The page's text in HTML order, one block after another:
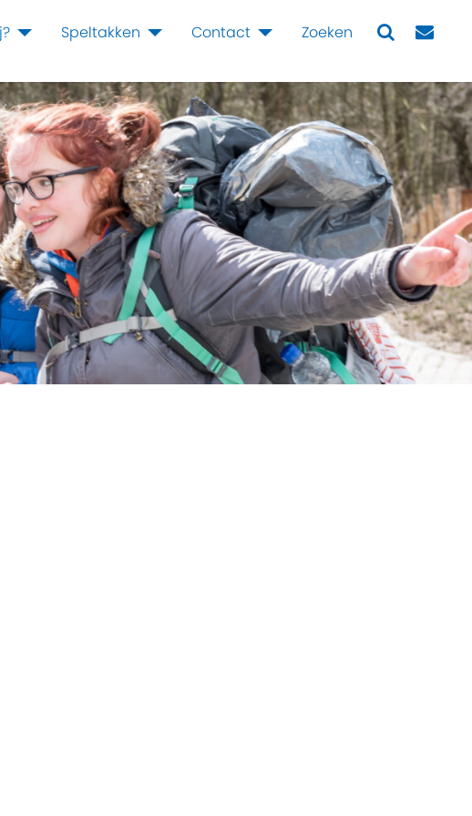
Speltakken Contact Zoeken